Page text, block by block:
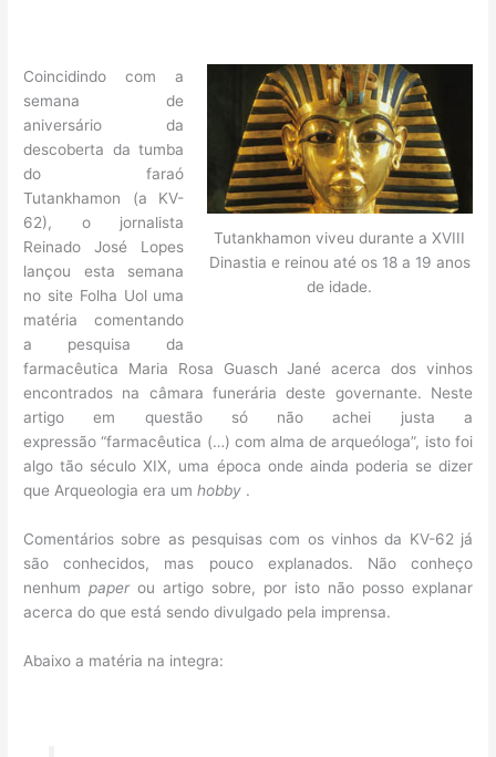
Tutankhamon viveu durante a XVIII
Dinastia e reinou até os 18 a 19 anos
de idade.
Coincidindo com a
semana de
aniversário da
descoberta da tumba
do faraó
Tutankhamon (a KV-
62), o jornalista
Reinado José Lopes
lançou esta semana
no site Folha Uol uma
matéria comentando
a pesquisa da
farmacêutica Maria Rosa Guasch Jané acerca dos vinhos
encontrados na câmara funerária deste governante. Neste
artigo em questão só não achei justa a
expressão “farmacêutica (…) com alma de arqueóloga”, isto foi
algo tão século XIX, uma época onde ainda poderia se dizer
que Arqueologia era umhobby .
Comentários sobre as pesquisas com os vinhos da KV-62 já
são conhecidos, mas pouco explanados. Não conheço
nenhumpaperou artigo sobre, por isto não posso explanar
acerca do que está sendo divulgado pela imprensa.
Abaixo a matéria na integra: